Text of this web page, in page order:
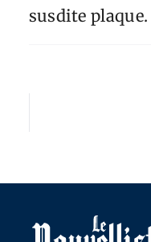
susdite